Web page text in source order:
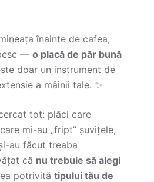
înainte de cafea,
— o placă de păr bună
doar un instrument de
a mâinii tale. ✨
tot: plăci care
mi-au „fript” șuvițele,
au făcut treaba
că nu trebuie să alegi
potrivită tipului tău de